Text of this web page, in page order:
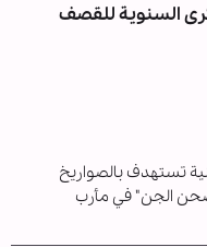
السنوية للقصف
تستهدف بالصواريخ
الجن" في مأرب